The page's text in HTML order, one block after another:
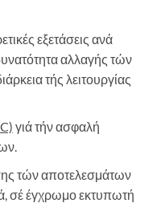
εξετάσεις ανά
αλλαγής τών
τής λειτουργίας
γιά τήν ασφαλή
τών αποτελεσμάτων
σέ έγχρωμο εκτυπωτή